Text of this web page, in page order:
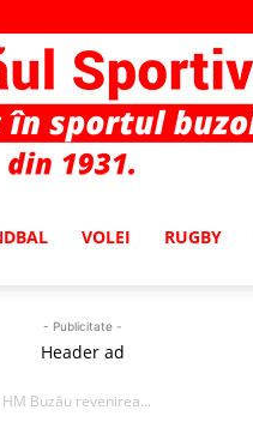
VOLEI RUGBY
- Publicitate -
Header ad
Buzău revenirea...